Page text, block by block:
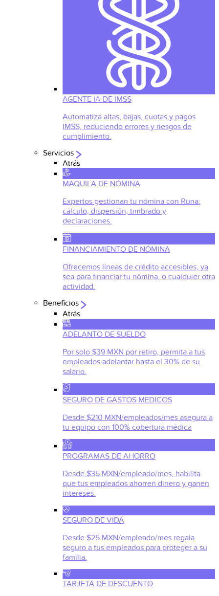
AGENTE IA DE IMSS
Automatiza altas, bajas, cuotas y pagos
IMSS, reduciendo errores y riesgos de
cumplimiento.
Servicios
Atrás
MAQUILA DE NÓMINA
Expertos gestionan tu nómina con Runa:
cálculo, dispersión, timbrado y
declaraciones.
FINANCIAMIENTO DE NÓMINA
Ofrecemos líneas de crédito accesibles, ya
sea para financiar tu nómina, o cualquier otra
actividad.
Beneficios
Atrás
ADELANTO DE SUELDO
Por solo $39 MXN por retiro, permita a tus
empleados adelantar hasta el 30% de su
salario.
SEGURO DE GASTOS MEDICOS
Desde $210 MXN/empleados/mes asegura a
tu equipo con 100% cobertura médica
PROGRAMAS DE AHORRO
Desde $35 MXN/empleado/mes, habilita
que tus empleados ahorren dinero y ganen
intereses.
SEGURO DE VIDA
Desde $25 MXN/empleado/mes regala
seguro a tus empleados para proteger a su
familia.
TARJETA DE DESCUENTO